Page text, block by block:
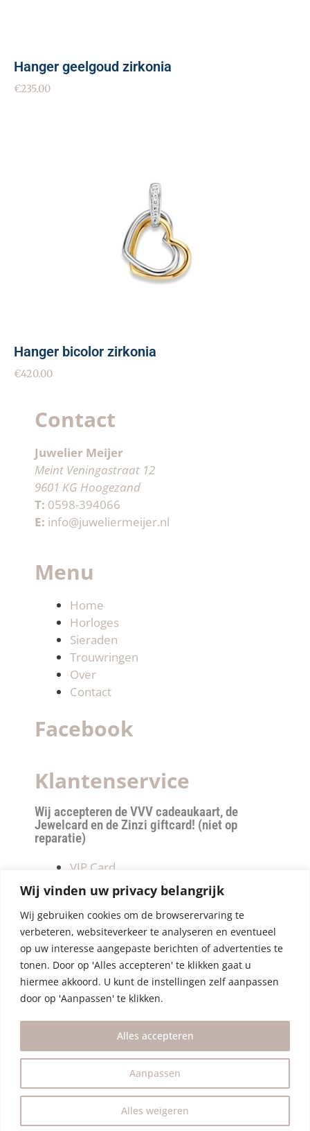
Wij vinden uw privacy belangrijk
Wij gebruiken cookies om de browserervaring te
verbeteren, websiteverkeer te analyseren en eventueel
op uw interesse aangepaste berichten of advertenties te
tonen. Door op 'Alles accepteren' te klikken gaat u
hiermee akkoord. U kunt de instellingen zelf aanpassen
door op 'Aanpassen' te klikken.
Aanpassen
Alles weigeren
Alles accepteren
Hanger geelgoud zirkonia
€235.00
Hanger bicolor zirkonia
€420.00
Contact
Juwelier Meijer
Meint Veningastraat 12
9601 KG Hoogezand
T: 0598-394066
E: info@juweliermeijer.nl
Menu
Home
Horloges
Sieraden
Trouwringen
Over
Contact
Facebook
Klantenservice
Wij accepteren de VVV cadeaukaart, de
Jewelcard en de Zinzi giftcard! (niet op
reparatie)
VIP Card
Retourneren
Betalen & verzendkosten
Privacy Policy
Algemene Voorwaarden